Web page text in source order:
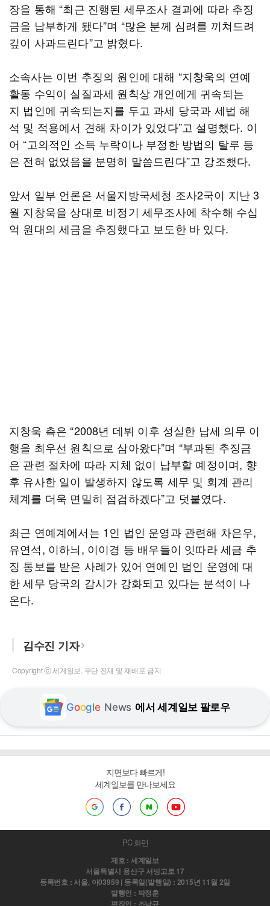
장을 통해 “최근 진행된 세무조사 결과에 따라 추징
금을 납부하게 됐다”며 “많은 분께 심려를 끼쳐드려
깊이 사과드린다”고 밝혔다.
소속사는 이번 추징의 원인에 대해 “지창욱의 연예
활동 수익이 실질과세 원칙상 개인에게 귀속되는
지 법인에 귀속되는지를 두고 과세 당국과 세법 해
석 및 적용에서 견해 차이가 있었다”고 설명했다. 이
어 “고의적인 소득 누락이나 부정한 방법의 탈루 등
은 전혀 없었음을 분명히 말씀드린다”고 강조했다.
앞서 일부 언론은 서울지방국세청 조사2국이 지난 3
월 지창욱을 상대로 비정기 세무조사에 착수해 수십
억 원대의 세금을 추징했다고 보도한 바 있다.
지창욱 측은 “2008년 데뷔 이후 성실한 납세 의무 이
행을 최우선 원칙으로 삼아왔다”며 “부과된 추징금
은 관련 절차에 따라 지체 없이 납부할 예정이며, 향
후 유사한 일이 발생하지 않도록 세무 및 회계 관리
체계를 더욱 면밀히 점검하겠다”고 덧붙였다.
최근 연예계에서는 1인 법인 운영과 관련해 차은우,
유연석, 이하늬, 이이경 등 배우들이 잇따라 세금 추
징 통보를 받은 사례가 있어 연예인 법인 운영에 대
한 세무 당국의 감시가 강화되고 있다는 분석이 나
온다.
김수진 기자
Copyright ⓒ 세계일보. 무단 전재 및 재배포 금지
Google News 에서 세계일보 팔로우
지면보다 빠르게!
세계일보를 만나보세요
PC 화면
제호 : 세계일보
서울특별시 용산구 서빙고로 17
등록번호 : 서울, 아03959 | 등록일(발행일) : 2015년 11월 2일
발행인 : 박정훈
편집인 : 조남규